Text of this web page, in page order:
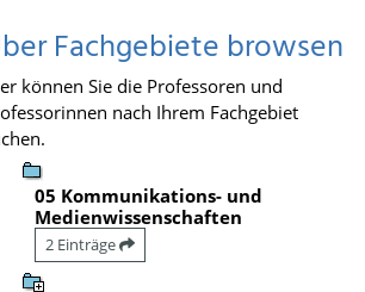
Fachgebiete browsen
können Sie die Professoren und
nach Ihrem Fachgebiet
05 Kommunikations- und
Medienwissenschaften
2 Einträge